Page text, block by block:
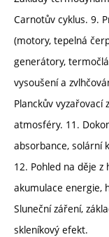
Carnotův cyklus. 9.
(motory, tepelná
generátory,
vysoušení a
Planckův vyzařovací
atmosféry. 11.
absorbance, solární
12. Pohled na děje
akumulace energie,
Sluneční záření,
skleníkový efekt.